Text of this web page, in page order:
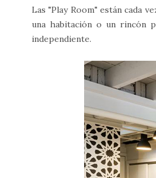
Las "Play Room" están cada
una habitación o un rincón
independiente.